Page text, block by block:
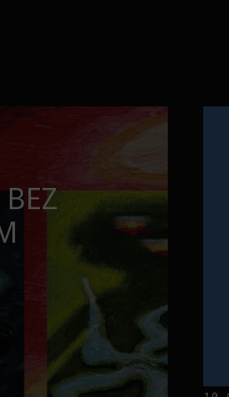
BAKTI
Kad